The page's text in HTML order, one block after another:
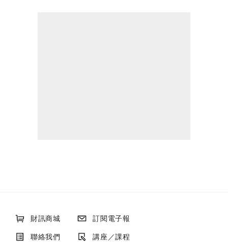
財訊商城
訂閱電子報
聯絡我們
講座／課程